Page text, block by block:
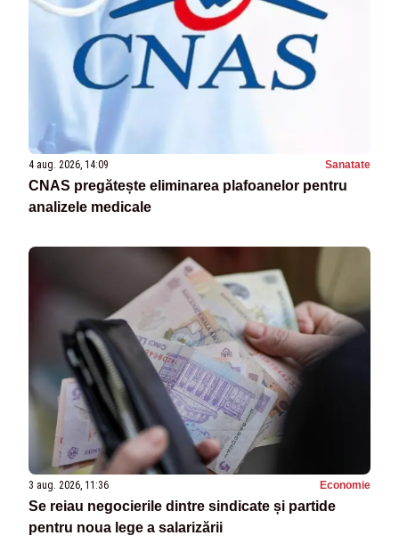
4 aug. 2026, 14:09 Sanatate
CNAS pregătește eliminarea plafoanelor pentru
analizele medicale
3 aug. 2026, 11:36 Economie
Se reiau negocierile dintre sindicate și partide
pentru noua lege a salarizării